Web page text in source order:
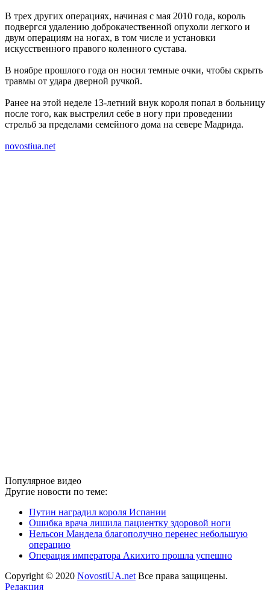
В трех других операциях, начиная с мая 2010 года, король
подвергся удалению доброкачественной опухоли легкого и
двум операциям на ногах, в том числе и установки
искусственного правого коленного сустава.
В ноябре прошлого года он носил темные очки, чтобы скрыть
травмы от удара дверной ручкой.
Ранее на этой неделе 13-летний внук короля попал в больницу
после того, как выстрелил себе в ногу при проведении
стрельб за пределами семейного дома на севере Мадрида.
novostiua.net
Популярное видео
Другие новости по теме:
Путин наградил короля Испании
Ошибка врача лишила пациентку здоровой ноги
Нельсон Мандела благополучно перенес небольшую
операцию
Операция императора Акихито прошла успешно
Copyright © 2020 NovostiUA.net Все права защищены.
Редакция